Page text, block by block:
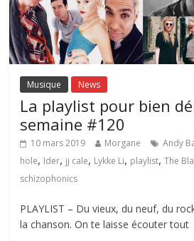
Musique News
La playlist pour bien
semaine #120
10 mars 2019 Morgane Andy
hole, Ider, jj cale, Lykke Li, playlist,The
schizophonics
PLAYLIST – Du vieux, du neuf, du
la chanson. On te laisse écouter tout